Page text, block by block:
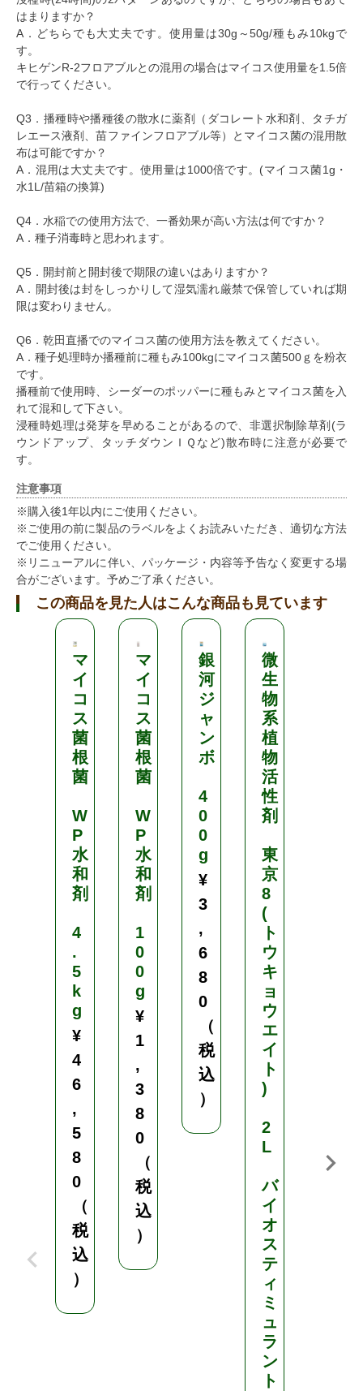
はまりますか？
A．どちらでも大丈夫です。使用量は30g～50g/種もみ10kgで
す。
キヒゲンR-2フロアブルとの混用の場合はマイコス使用量を1.5倍
で行ってください。
Q3．播種時や播種後の散水に薬剤（ダコレート水和剤、タチガ
レエース液剤、苗ファインフロアブル等）とマイコス菌の混用散
布は可能ですか？
A．混用は大丈夫です。使用量は1000倍です。(マイコス菌1g・
水1L/苗箱の換算)
Q4．水稲での使用方法で、一番効果が高い方法は何ですか？
A．種子消毒時と思われます。
Q5．開封前と開封後で期限の違いはありますか？
A．開封後は封をしっかりして湿気濡れ厳禁で保管していれば期
限は変わりません。
Q6．乾田直播でのマイコス菌の使用方法を教えてください。
A．種子処理時か播種前に種もみ100kgにマイコス菌500ｇを粉衣
です。
播種前で使用時、シーダーのポッパーに種もみとマイコス菌を入
れて混和して下さい。
浸種時処理は発芽を早めることがあるので、非選択制除草剤(ラ
ウンドアップ、タッチダウンＩＱなど)散布時に注意が必要で
す。
注意事項
※購入後1年以内にご使用ください。
※ご使用の前に製品のラベルをよくお読みいただき、適切な方法
でご使用ください。
※リニューアルに伴い、パッケージ・内容等予告なく変更する場
合がございます。予めご了承ください。
この商品を見た人はこんな商品も見ています
マ
イ
コ
ス
菌
根
菌
W
P
水
和
剤
4
.
5
k
g
¥
4
6
,
5
8
0
（
税
込
）
マ
イ
コ
ス
菌
根
菌
W
P
水
和
剤
1
0
0
g
¥
1
,
3
8
0
（
税
込
）
銀
河
ジ
ャ
ン
ボ
4
0
0
g
¥
3
,
6
8
0
（
税
込
）
微
生
物
系
植
物
活
性
剤
東
京
8
(
ト
ウ
キ
ョ
ウ
エ
イ
ト
)
2
L
バ
イ
オ
ス
テ
ィ
ミ
ュ
ラ
ン
ト
ラ